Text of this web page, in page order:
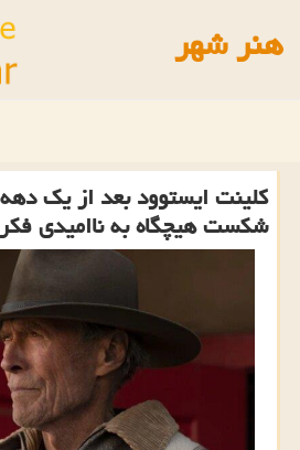
هنر شهر
کلینت ایستوود بعد از یک
شکست هیچگاه به ناامیدی